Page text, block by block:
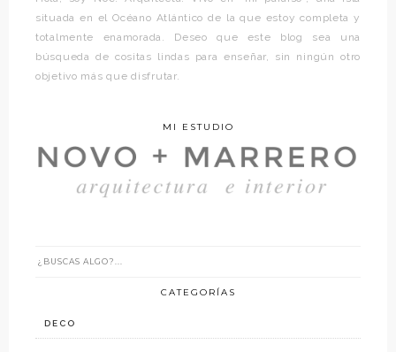
situada en el Océano Atlántico de la que estoy completa y
totalmente enamorada. Deseo que este blog sea una
búsqueda de cositas lindas para enseñar, sin ningún otro
objetivo más que disfrutar.
MI ESTUDIO
CATEGORÍAS
DECO